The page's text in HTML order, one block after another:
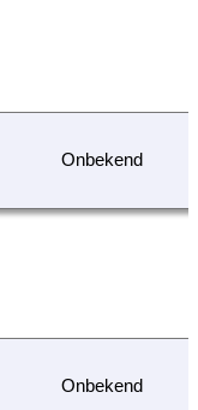
Onbekend
Onbekend